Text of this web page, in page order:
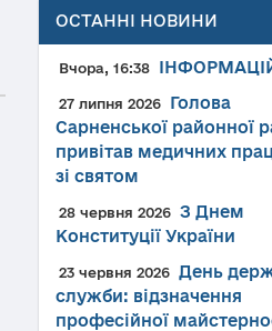
ОСТАННІ НОВИНИ
Вчора, 16:38
27 липня 2026
Голова
Сарненської районної
привітав медичних
зі святом
28 червня 2026
З Днем
Конституції України
23 червня 2026
День
служби: відзначення
професійної